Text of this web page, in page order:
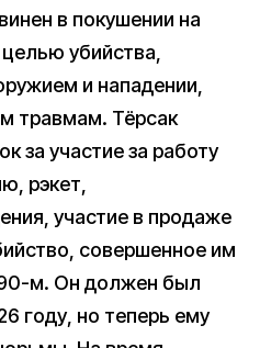
в покушении на
убийства,
и нападении,
травмам. Тёрсак
за участие за работу
рэкет,
участие в продаже
совершенное им
м. Он должен был
году, но теперь ему